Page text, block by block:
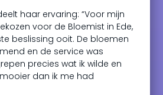
haar ervaring: “Voor mijn
voor de Bloemist in Ede,
beslissing ooit. De bloemen
en de service was
precies wat ik wilde en
dan ik me had